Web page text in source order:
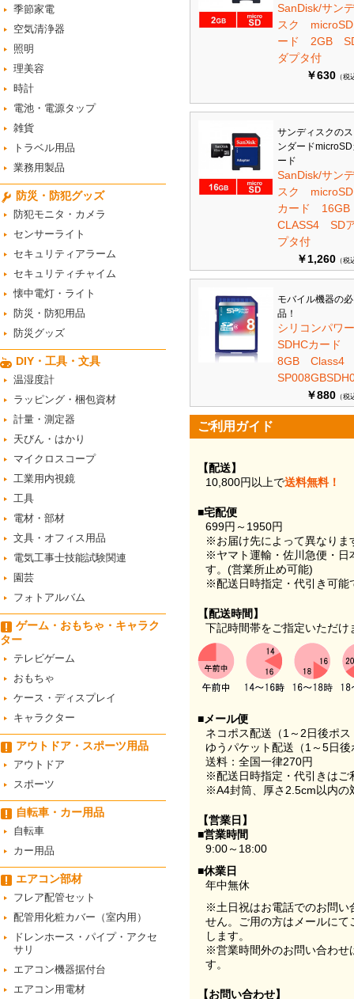
季節家電
空気清浄器
照明
理美容
時計
電池・電源タップ
雑貨
トラベル用品
業務用製品
防災・防犯グッズ
防犯モニタ・カメラ
センサーライト
セキュリティアラーム
セキュリティチャイム
懐中電灯・ライト
防災・防犯用品
防災グッズ
DIY・工具・文具
温湿度計
ラッピング・梱包資材
計量・測定器
天びん・はかり
マイクロスコープ
工業用内視鏡
工具
電材・部材
文具・オフィス用品
電気工事士技能試験関連
園芸
フォトアルバム
ゲーム・おもちゃ・キャラク
ター
テレビゲーム
おもちゃ
ケース・ディスプレイ
キャラクター
アウトドア・スポーツ用品
アウトドア
スポーツ
自転車・カー用品
自転車
カー用品
エアコン部材
フレア配管セット
配管用化粧カバー（室内用）
ドレンホース・パイプ・アクセ
サリ
エアコン機器据付台
エアコン用電材
SanDisk/サン
スク
ード 2GB
ダプタ付
￥630 （税
サンディスクの
ンダード
ード
SanDisk/サン
スク
カード
CLASS4 SD
プタ付
￥1,260 （税
モバイル機器の
品！
シリコンパ
SDHCカード
8GB
￥880 （税
ご利用ガイド
【配送】
10,800円以上で送料無料！
■宅配便
699円～1950円
※お届け先によって異なりま
※ヤマト運輸・佐川急便・日
す。(営業所止め可能)
※配送日時指定・代引き可能
【配送時間】
下記時間帯をご指定いただけ
■メール便
ネコポス配送（1～2日後ポ
ゆうパケット配送（1～5日
送料：全国一律270円
※配送日時指定・代引きはご
※A4封筒、厚さ2.5cm以内の
【営業日】
■営業時間
9:00～18:00
■休業日
年中無休
※土日祝はお電話でのお問い
せん。ご用の方はメールに
します。
※営業時間外のお問い合わせ
す。
【お問い合わせ】